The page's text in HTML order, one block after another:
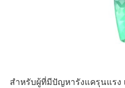
สำหรับผู้ที่มีปัญหารังแครุนแรง